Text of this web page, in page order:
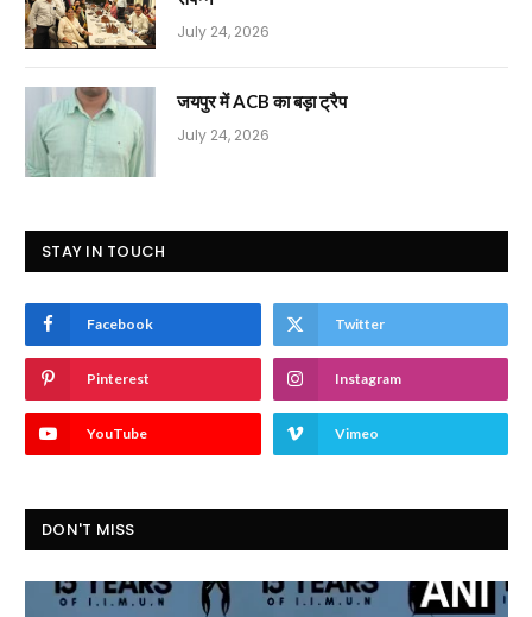
July 24, 2026
जयपुर में ACB का बड़ा ट्रैप
July 24, 2026
STAY IN TOUCH
Facebook Twitter
Pinterest Instagram
YouTube Vimeo
DON'T MISS